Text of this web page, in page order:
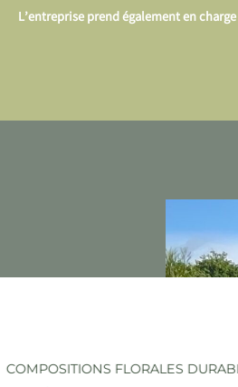
L’entreprise prend également en
COMPOSITIONS FLORALES